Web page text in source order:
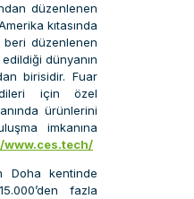
düzenlenen
kıtasında
beri düzenlenen
dünyanın
birisidir. Fuar
için özel
ürünlerini
imkanına
www.ces.tech/
Doha kentinde
fazla